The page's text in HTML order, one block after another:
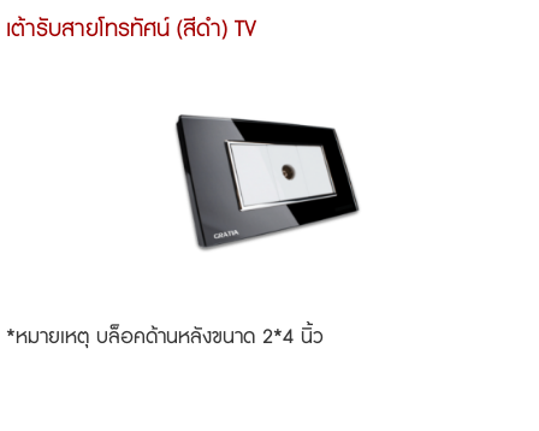
เต้ารับสายโทรทัศน์ (สีดำ) TV
*หมายเหตุ บล็อคด้านหลังขนาด 2*4 นิ้ว